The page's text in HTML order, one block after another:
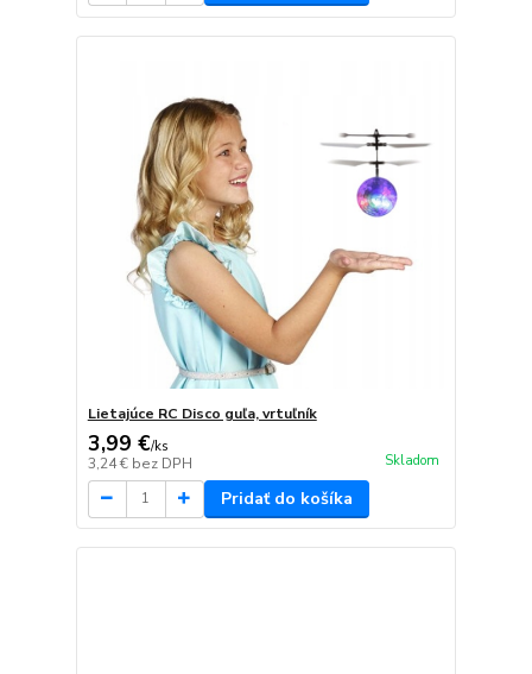
Lietajúce RC Disco guľa, vrtuľník
3,99 €/ks
3,24 € bez DPH Skladom
Pridať do košíka